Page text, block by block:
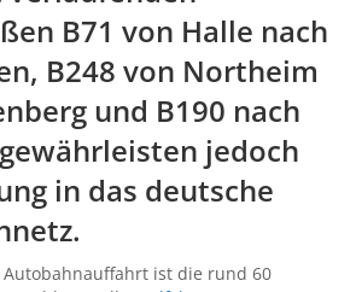
B71 von Halle nach
, B248 von Northeim
und B190 nach
jedoch
in das deutsche
Autobahnauffahrt ist die rund 60